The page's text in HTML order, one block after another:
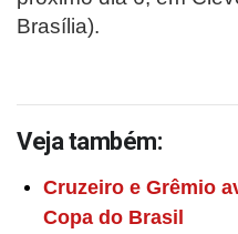
Brasília).
Veja também:
Cruzeiro e Grêmio
Copa do Brasil